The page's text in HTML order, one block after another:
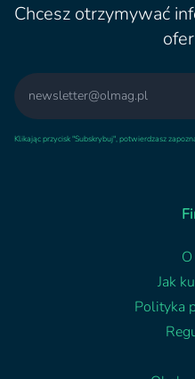
Chcesz otrzymywać
Email
Klikając przycisk "Subskrybuj", potwierdzasz
Jak
Polityka